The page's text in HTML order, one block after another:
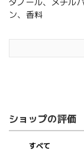
タノール、メチル
ン、香料
ショップの評価
すべて